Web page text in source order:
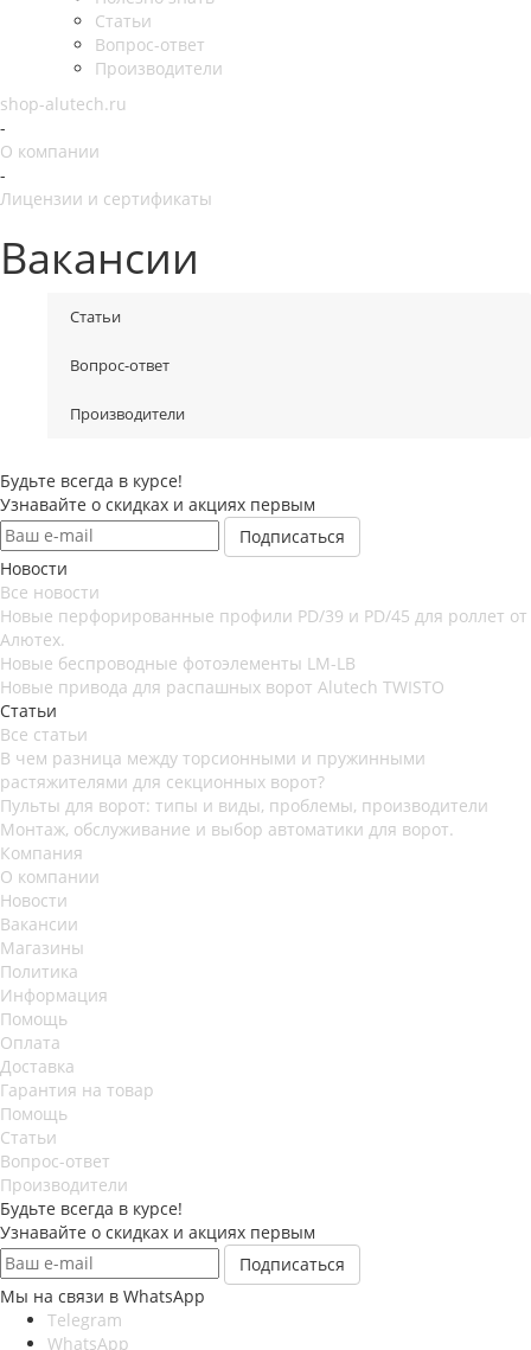
Статьи
Вопрос-ответ
Производители
shop-alutech.ru
-
О компании
-
Лицензии и сертификаты
Вакансии
Статьи
Вопрос-ответ
Производители
Будьте всегда в курсе!
Узнавайте о скидках и акциях первым
Новости
Все новости
Новые перфорированные профили PD/39 и PD/45 для роллет от
Алютех.
Новые беспроводные фотоэлементы LM-LB
Новые привода для распашных ворот Alutech TWISTO
Статьи
Все статьи
В чем разница между торсионными и пружинными
растяжителями для секционных ворот?
Пульты для ворот: типы и виды, проблемы, производители
Монтаж, обслуживание и выбор автоматики для ворот.
Компания
О компании
Новости
Вакансии
Магазины
Политика
Информация
Помощь
Оплата
Доставка
Гарантия на товар
Помощь
Статьи
Вопрос-ответ
Производители
Будьте всегда в курсе!
Узнавайте о скидках и акциях первым
Мы на связи в WhatsApp
Telegram
WhatsApp